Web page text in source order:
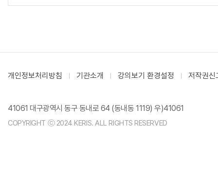
개인정보처리방침 기관소개 강의보기 환경설정 저작권신
41061 대구광역시 동구 동내로 64 (동내동 1119) 우)41061
COPYRIGHT ⓒ 2024 KERIS. ALL RIGHTS RESERVED